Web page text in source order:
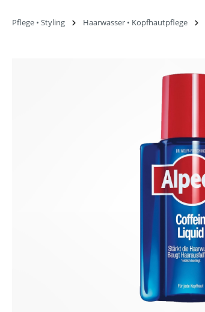
Pflege • Styling Haarwasser • Kopfhautpflege